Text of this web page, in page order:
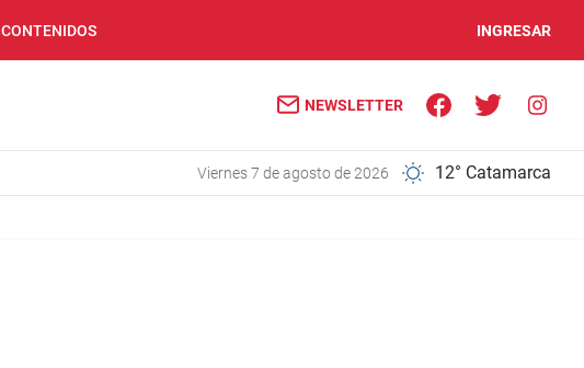
CONTENIDOS INGRESAR
NEWSLETTER
viernes 7 de agosto de 2026 12° Catamarca